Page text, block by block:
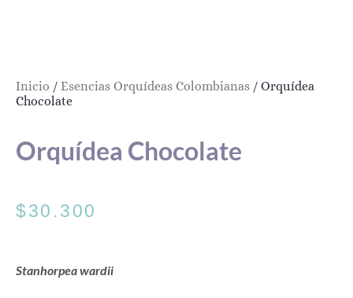
Inicio / Esencias Orquídeas Colombianas / Orquídea
Chocolate
Orquídea Chocolate
$30.300
Stanhorpea wardii